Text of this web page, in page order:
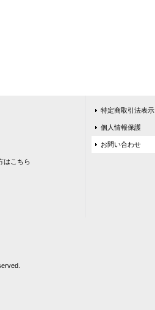
はこちら
特定商取引法表示
個人情報保護
お問い合わせ